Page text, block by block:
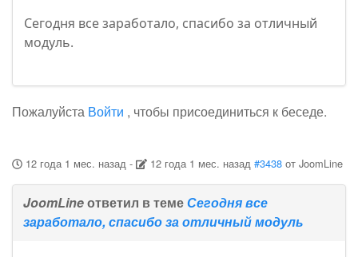
Сегодня все заработало, спасибо за отличный
модуль.
Пожалуйста Войти , чтобы присоединиться к беседе.
12 года 1 мес. назад- 12 года 1 мес. назад #3438 отJoomLine
JoomLineответил в темеСегодня все
заработало, спасибо за отличный модуль